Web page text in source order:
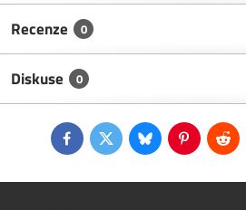
Recenze 0
Diskuse 0
FacebookTwitterBlueskyPinterest